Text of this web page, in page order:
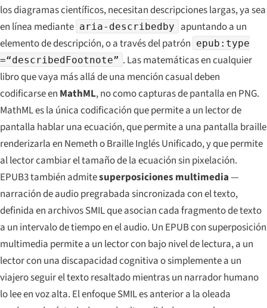
los diagramas científicos, necesitan descripciones largas, ya sea
en línea mediante aria-describedby
apuntando a un
elemento de descripción, o a través del patrón epub:type
=“describedFootnote” . Las matemáticas en cualquier
libro que vaya más allá de una mención casual deben
codificarse en MathML, no como capturas de pantalla en PNG.
MathML es la única codificación que permite a un lector de
pantalla hablar una ecuación, que permite a una pantalla braille
renderizarla en Nemeth o Braille Inglés Unificado, y que permite
al lector cambiar el tamaño de la ecuación sin pixelación.
EPUB3 también admitesuperposiciones multimedia—
narración de audio pregrabada sincronizada con el texto,
definida en archivos SMIL que asocian cada fragmento de texto
a un intervalo de tiempo en el audio. Un EPUB con superposición
multimedia permite a un lector con bajo nivel de lectura, a un
lector con una discapacidad cognitiva o simplemente a un
viajero seguir el texto resaltado mientras un narrador humano
lo lee en voz alta. El enfoque SMIL es anterior a la oleada